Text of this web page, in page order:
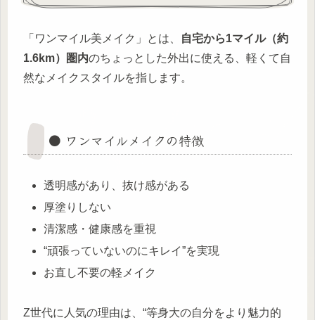
「ワンマイル美メイク」とは、
自宅から1マイル（約
1.6km）圏内のちょっとした外出に使える、軽くて自
然なメイクスタイルを指します。
● ワンマイルメイクの特徴
透明感があり、抜け感がある
厚塗りしない
清潔感・健康感を重視
“頑張っていないのにキレイ”を実現
お直し不要の軽メイク
Z世代に人気の理由は、“等身大の自分をより魅力的